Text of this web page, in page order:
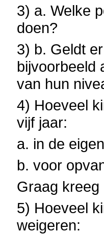
3) a. Welke
doen?
3) b. Geldt
bijvoorbeeld
van hun
4) Hoeveel
vijf jaar:
a. in de
b. voor
Graag
5) Hoeveel
weigeren: